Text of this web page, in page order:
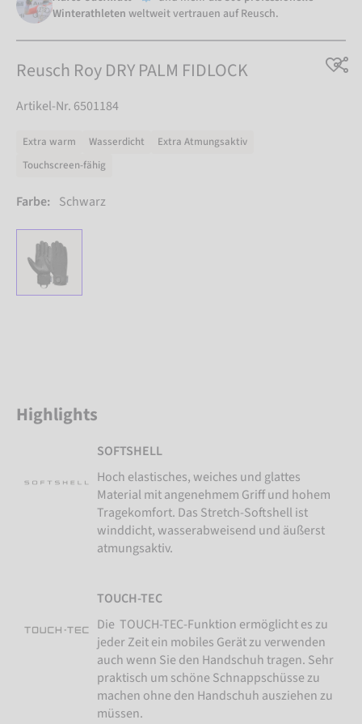
Winterathleten weltweit vertrauen auf Reusch.
Reusch Roy DRY PALM FIDLOCK
Artikel-Nr. 6501184
Extra warm Wasserdicht
Extra Atmungsaktiv
Touchscreen-fähig
Farbe: Schwarz
Highlights
SOFTSHELL
Hoch elastisches, weiches und glattes
Material mit angenehmem Griff und hohem
Tragekomfort. Das Stretch-Softshell ist
winddicht, wasserabweisend und äußerst
atmungsaktiv.
TOUCH-TEC
Die TOUCH-TEC-Funktion ermöglicht es zu
jeder Zeit ein mobiles Gerät zu verwenden
auch wenn Sie den Handschuh tragen. Sehr
praktisch um schöne Schnappschüsse zu
machen ohne den Handschuh ausziehen zu
müssen.